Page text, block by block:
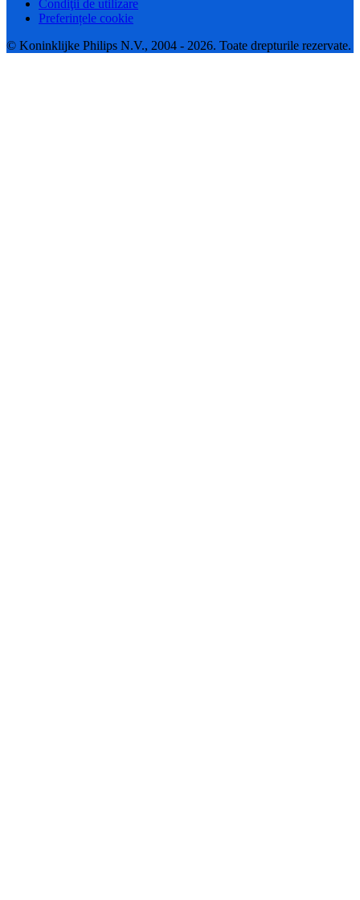
Condiţii de utilizare
Preferințele cookie
© Koninklijke Philips N.V., 2004 - 2026. Toate drepturile rezervate.